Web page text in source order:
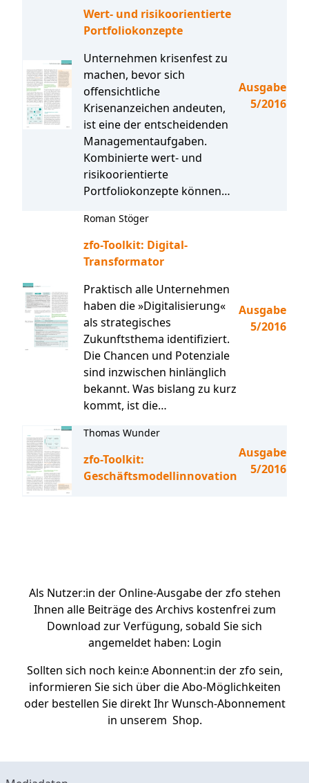
Wert- und risikoorientierte
Portfoliokonzepte
Unternehmen krisenfest zu
machen, bevor sich
offensichtliche
Krisenanzeichen andeuten,
ist eine der entscheidenden
Managementaufgaben.
Kombinierte wert- und
risikoorientierte
Portfoliokonzepte können…
Ausgabe
5/2016
Roman Stöger
zfo-Toolkit: Digital-
Transformator
Praktisch alle Unternehmen
haben die »Digitalisierung«
als strategisches
Zukunftsthema identifiziert.
Die Chancen und Potenziale
sind inzwischen hinlänglich
bekannt. Was bislang zu kurz
kommt, ist die…
Ausgabe
5/2016
Thomas Wunder
zfo-Toolkit:
Geschäftsmodellinnovation
Ausgabe
5/2016
Als Nutzer:in der Online-Ausgabe der zfo stehen
Ihnen alle Beiträge des Archivs kostenfrei zum
Download zur Verfügung, sobald Sie sich
angemeldet haben: Login
Sollten sich noch kein:e Abonnent:in der zfo sein,
informieren Sie sich über dieAbo-Möglichkeiten
oder bestellen Sie direkt Ihr Wunsch-Abonnement
in unserem Shop.